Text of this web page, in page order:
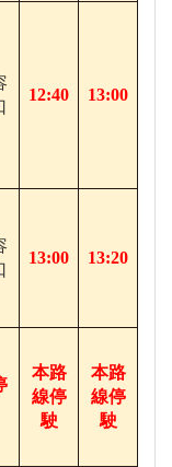
12:40 13:00
13:00 13:20
本路
線停
駛
本路
線停
駛